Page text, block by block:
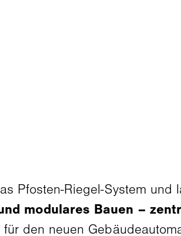
Pfosten-Riegel-System und
modulares Bauen –
den neuen